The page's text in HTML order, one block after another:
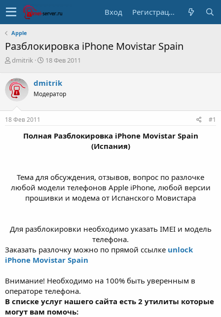
Вход Регистрация
Apple
Разблокировка iPhone Movistar Spain
А
т
о
р
е
м
dmitrik
Д
а
н
ч
а
18 Фев 2011
dmitrik
Модератор
18 Фев 2011 #1
Полная Разблокировка iPhone Movistar Spain
(Испания)
Тема для обсуждения, отзывов, вопрос по разлочке
любой модели телефонов Apple iPhone, любой версии
прошивки и модема от Испанского Мовистара
Для разблокировки необходимо указать IMEI и модель
телефона.​
Заказать разлочку можно по прямой ссылке unlock
iPhone Movistar Spain
Внимание! Необходимо на 100% быть уверенным в
операторе телефона.
В списке услуг нашего сайта есть 2 утилиты которые
могут вам помочь: